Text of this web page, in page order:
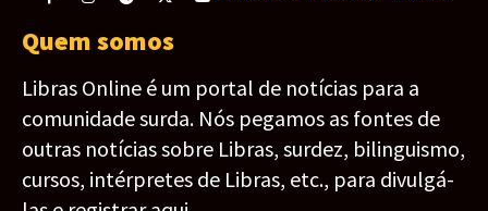
Quem somos
Libras Online é um portal de notícias para a
comunidade surda. Nós pegamos as fontes de
outras notícias sobre Libras, surdez, bilinguismo,
cursos, intérpretes de Libras, etc., para divulgá-